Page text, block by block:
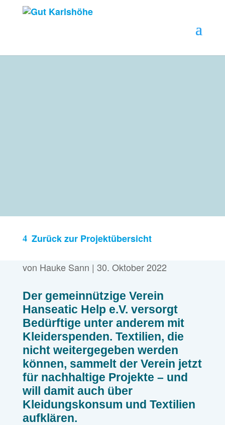
Zurück zur Projektübersicht
von Hauke Sann | 30. Oktober 2022
Der gemeinnützige Verein
Hanseatic Help e.V. versorgt
Bedürftige unter anderem mit
Kleiderspenden. Textilien, die
nicht weitergegeben werden
können, sammelt der Verein jetzt
für nachhaltige Projekte – und
will damit auch über
Kleidungskonsum und Textilien
aufklären.